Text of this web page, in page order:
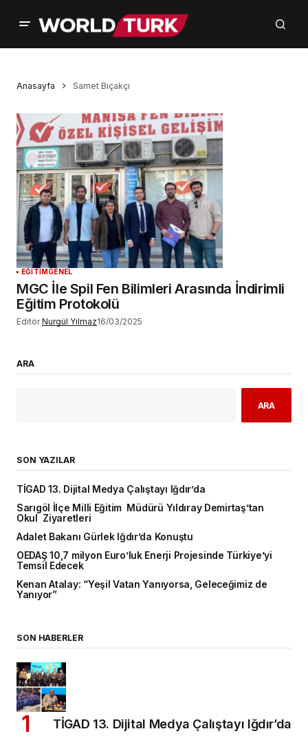
Anasayfa Samet Bıçakçı
EĞİTİMGENEL
MGC İle Spil Fen Bilimleri Arasında İndirimli
Eğitim Protokolü
Editör Nurgül Yılmaz16/03/2025
ARA
ARA
SON YAZILAR
TİGAD 13. Dijital Medya Çalıştayı Iğdır’da
Sarıgöl İlçe Milli Eğitim Müdürü Yıldıray Demirtaş’tan
Okul Ziyaretleri
Adalet Bakanı Gürlek Iğdır’da Konuştu
OEDAŞ 10,7 milyon Euro’luk Enerji Projesinde Türkiye’yi
Temsil Edecek
Kenan Atalay: “Yeşil Vatan Yanıyorsa, Geleceğimiz de
Yanıyor”
SON HABERLER
TİGAD 13. Dijital Medya Çalıştayı Iğdır’da